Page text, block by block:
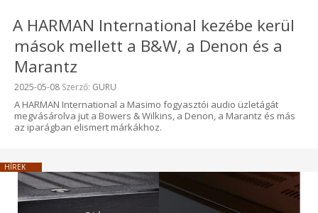
A HARMAN International kezébe kerül
mások mellett a B&W, a Denon és a
Marantz
Beküldve:
2025-05-08 Szerző: GURU
A HARMAN International a Masimo fogyasztói audio üzletágát
megvásárolva jut a Bowers & Wilkins, a Denon, a Marantz és más
az iparágban elismert márkákhoz.
HÍREK